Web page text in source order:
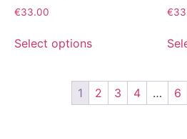
€33.00
Select options
€
1 2 3 4 … 6